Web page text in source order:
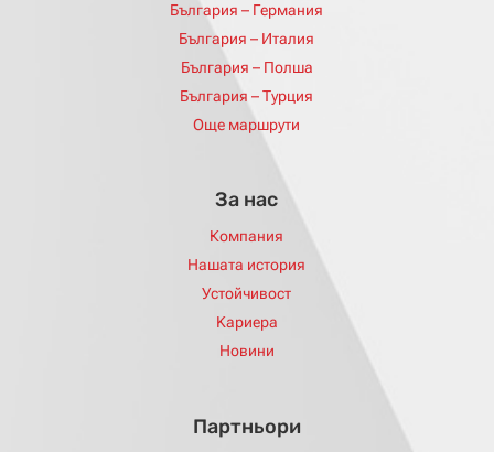
България – Германия
България – Италия
България – Полша
България – Турция
Още маршрути
За нас
Компания
Нашата история
Устойчивост
Kариера
Новини
Партньори